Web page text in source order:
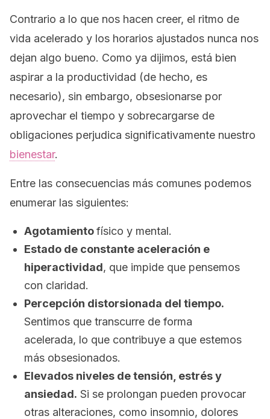
Contrario a lo que nos hacen creer, el ritmo de
vida acelerado y los horarios ajustados nunca nos
dejan algo bueno. Como ya dijimos, está bien
aspirar a la productividad (de hecho, es
necesario), sin embargo, obsesionarse por
aprovechar el tiempo y sobrecargarse de
obligaciones perjudica significativamente nuestro
bienestar.
Entre las consecuencias más comunes podemos
enumerar las siguientes:
Agotamientofísico y mental.
Estado de constante aceleración e
hiperactividad, que impide que pensemos
con claridad.
Percepción distorsionada del tiempo.
Sentimos que transcurre de forma
acelerada, lo que contribuye a que estemos
más obsesionados.
Elevados niveles de tensión, estrés y
ansiedad. Si se prolongan pueden provocar
otras alteraciones, como insomnio, dolores